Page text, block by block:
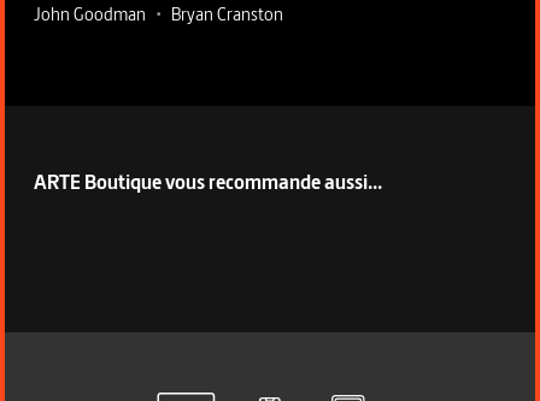
John Goodman • Bryan Cranston
ARTE Boutique vous recommande aussi...